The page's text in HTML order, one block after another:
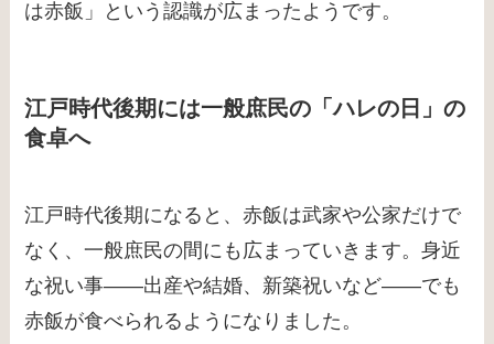
は赤飯」という認識が広まったようです。
江戸時代後期には一般庶民の「ハレの日」の
食卓へ
江戸時代後期になると、赤飯は武家や公家だけで
なく、一般庶民の間にも広まっていきます。身近
な祝い事――出産や結婚、新築祝いなど――でも
赤飯が食べられるようになりました。